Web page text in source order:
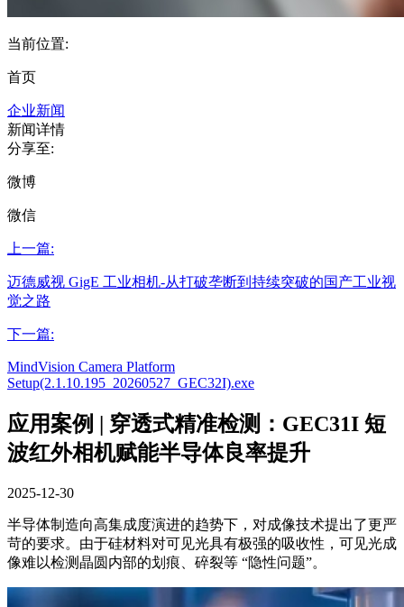
当前位置:
首页
企业新闻
新闻详情
分享至:
微博
微信
上一篇:
迈德威视 GigE 工业相机-从打破垄断到持续突破的国产工业视
觉之路
下一篇:
MindVision Camera Platform
Setup(2.1.10.195_20260527_GEC32I).exe
应用案例 | 穿透式精准检测：GEC31I 短
波红外相机赋能半导体良率提升
2025-12-30
半导体制造向高集成度演进的趋势下，对成像技术提出了更严
苛的要求。由于硅材料对可见光具有极强的吸收性，可见光成
像难以检测晶圆内部的划痕、碎裂等 “隐性问题”。